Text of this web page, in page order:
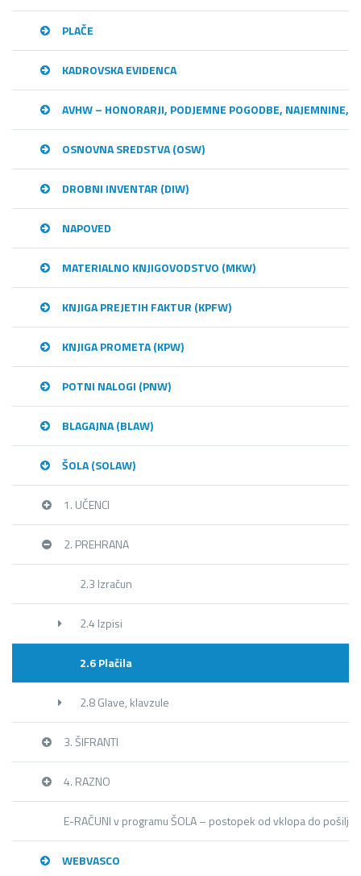
PLAČE
KADROVSKA EVIDENCA
AVHW – HONORARJI, PODJEMNE POGODBE, NAJEMNINE,…
OSNOVNA SREDSTVA (OSW)
DROBNI INVENTAR (DIW)
NAPOVED
MATERIALNO KNJIGOVODSTVO (MKW)
KNJIGA PREJETIH FAKTUR (KPFW)
KNJIGA PROMETA (KPW)
POTNI NALOGI (PNW)
BLAGAJNA (BLAW)
ŠOLA (SOLAW)
1. UČENCI
2. PREHRANA
2.3 Izračun
2.4 Izpisi
2.6 Plačila
2.8 Glave, klavzule
3. ŠIFRANTI
4. RAZNO
E-RAČUNI v programu ŠOLA – postopek od vklopa do
WEBVASCO